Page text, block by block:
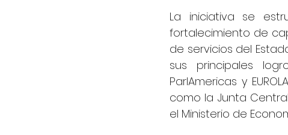
La iniciativa se
fortalecimiento de
de servicios del
sus principales
ParlAmericas y
como la Junta Central
el Ministerio de